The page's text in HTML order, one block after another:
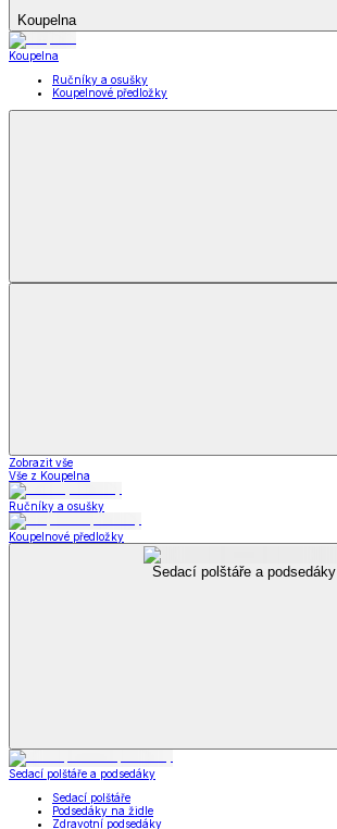
Koupelna
Koupelna
Ručníky a osušky
Koupelnové předložky
Zobrazit vše
Vše z Koupelna
Ručníky a osušky
Koupelnové předložky
Sedací polštáře a podsedáky
Sedací polštáře a podsedáky
Sedací polštáře
Podsedáky na židle
Zdravotní podsedáky